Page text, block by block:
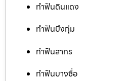
ทำฟันดินแดง
ทำฟันบึงกุ่ม
ทำฟันสาทร
ทำฟันบางซื่อ